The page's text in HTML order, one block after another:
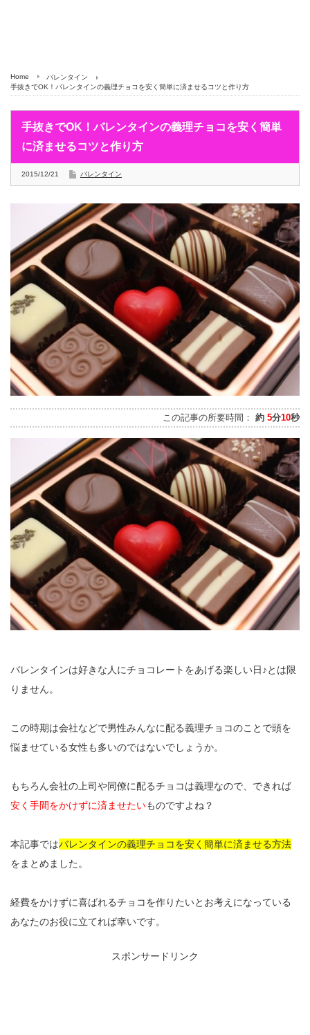
Home
バレンタイン
手抜きでOK！バレンタインの義理チョコを安く簡単に済ませるコツと作り方
手抜きでOK！バレンタインの義理チョコを安く簡単
に済ませるコツと作り方
2015/12/21 バレンタイン
この記事の所要時間： 約 5分10秒
バレンタインは好きな人にチョコレートをあげる楽しい日♪とは限
りません。
この時期は会社などで男性みんなに配る義理チョコのことで頭を
悩ませている女性も多いのではないでしょうか。
もちろん会社の上司や同僚に配るチョコは義理なので、できれば
安く手間をかけずに済ませたいものですよね？
本記事ではバレンタインの義理チョコを安く簡単に済ませる方法
をまとめました。
経費をかけずに喜ばれるチョコを作りたいとお考えになっている
あなたのお役に立てれば幸いです。
スポンサードリンク